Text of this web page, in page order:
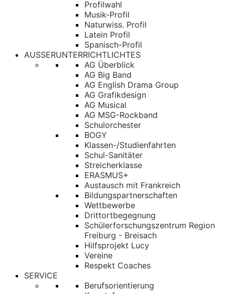
Profilwahl
Musik-Profil
Naturwiss. Profil
Latein Profil
Spanisch-Profil
AUSSERUNTERRICHTLICHTES
AG Überblick
AG Big Band
AG English Drama Group
AG Grafikdesign
AG Musical
AG MSG-Rockband
Schulorchester
BOGY
Klassen-/Studienfahrten
Schul-Sanitäter
Streicherklasse
ERASMUS+
Austausch mit Frankreich
Bildungspartnerschaften
Wettbewerbe
Drittortbegegnung
Schülerforschungszentrum Region
Freiburg - Breisach
Hilfsprojekt Lucy
Vereine
Respekt Coaches
SERVICE
Berufsorientierung